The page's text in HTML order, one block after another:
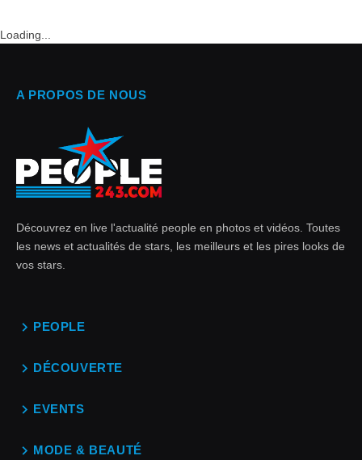
Loading...
A PROPOS DE NOUS
Découvrez en live l'actualité people en photos et vidéos. Toutes
les news et actualités de stars, les meilleurs et les pires looks de
vos stars.
PEOPLE
DÉCOUVERTE
EVENTS
MODE & BEAUTÉ